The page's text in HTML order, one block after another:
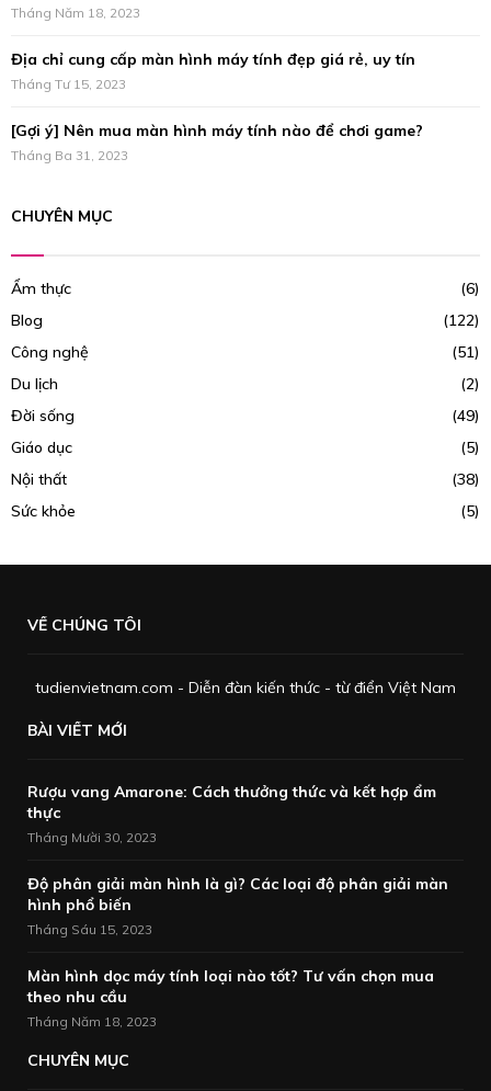
Tháng Năm 18, 2023
Địa chỉ cung cấp màn hình máy tính đẹp giá rẻ, uy tín
Tháng Tư 15, 2023
[Gợi ý] Nên mua màn hình máy tính nào để chơi game?
Tháng Ba 31, 2023
CHUYÊN MỤC
Ẩm thực
(6)
Blog
(122)
Công nghệ
(51)
Du lịch
(2)
Đời sống
(49)
Giáo dục
(5)
Nội thất
(38)
Sức khỏe
(5)
VỀ CHÚNG TÔI
tudienvietnam.com - Diễn đàn kiến thức - từ điển Việt Nam
BÀI VIẾT MỚI
Rượu vang Amarone: Cách thưởng thức và kết hợp ẩm
thực
Tháng Mười 30, 2023
Độ phân giải màn hình là gì? Các loại độ phân giải màn
hình phổ biến
Tháng Sáu 15, 2023
Màn hình dọc máy tính loại nào tốt? Tư vấn chọn mua
theo nhu cầu
Tháng Năm 18, 2023
CHUYÊN MỤC